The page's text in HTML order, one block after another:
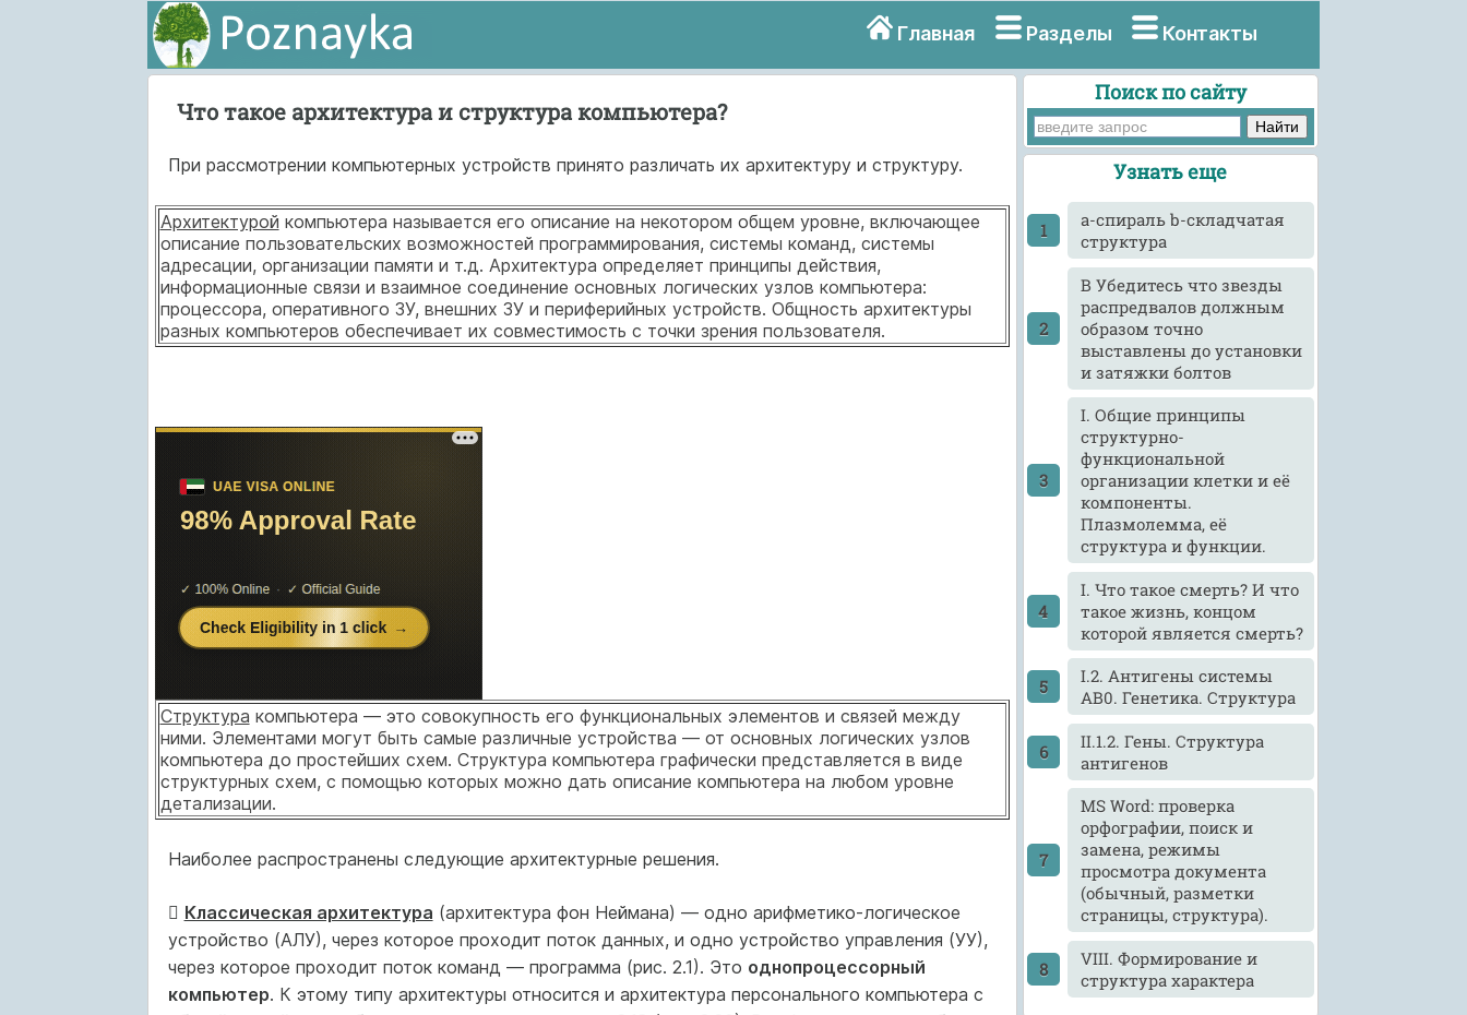
Главная Разделы Контакты
Что такое архитектура и структура компьютера?
При рассмотрении компьютерных устройств принято различать их архитектуру и структуру.
Архитектурой компьютера называется его описание на некотором общем уровне, включающее
описание пользовательских возможностей программирования, системы команд, системы
адресации, организации памяти и т.д. Архитектура определяет принципы действия,
информационные связи и взаимное соединение основных логических узлов компьютера:
процессора, оперативного ЗУ, внешних ЗУ и периферийных устройств. Общность архитектуры
разных компьютеров обеспечивает их совместимость с точки зрения пользователя.
Структура компьютера — это совокупность его функциональных элементов и связей между
ними. Элементами могут быть самые различные устройства — от основных логических узлов
компьютера до простейших схем. Структура компьютера графически представляется в виде
структурных схем, с помощью которых можно дать описание компьютера на любом уровне
детализации.
Наиболее распространены следующие архитектурные решения.
 Классическая архитектура (архитектура фон Неймана) — одно арифметико-логическое
устройство (АЛУ), через которое проходит поток данных, и одно устройство управления (УУ),
через которое проходит поток команд — программа (рис. 2.1). Это однопроцессорный
компьютер. К этому типу архитектуры относится и архитектура персонального компьютера с
Поиск по сайту
Узнать еще
a-спираль b-складчатая
структура
B Убедитесь что звезды
распредвалов должным
образом точно
выставлены до установки
и затяжки болтов
I. Общие принципы
структурно-
функциональной
организации клетки и её
компоненты.
Плазмолемма, её
структура и функции.
I. Что такое смерть? И что
такое жизнь, концом
которой является смерть?
I.2. Антигены системы
АВ0. Генетика. Структура
II.1.2. Гены. Структура
антигенов
MS Word: проверка
орфографии, поиск и
замена, режимы
просмотра документа
(обычный, разметки
страницы, структура).
VIII. Формирование и
структура характера